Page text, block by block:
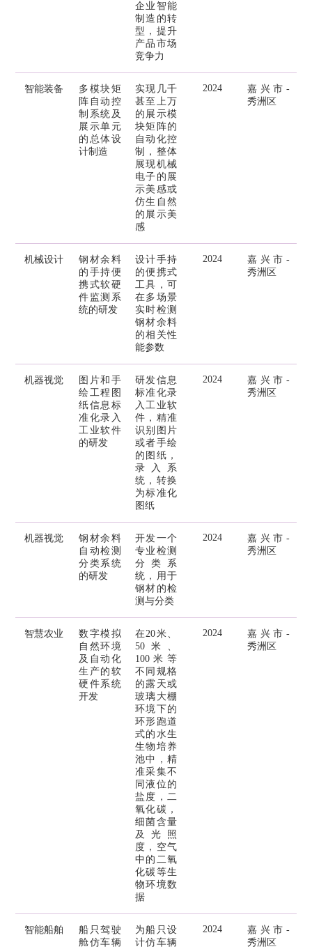
企业智能
制造的转
型，提升
产品市场
竞争力
智能装备
多模块矩
阵自动控
制系统及
展示单元
的总体设
计制造
实现几千
甚至上万
的展示模
块矩阵的
自动化控
制，整体
展现机械
电子的展
示美感或
仿生自然
的展示美
感
2024
嘉兴市-
秀洲区
机械设计
钢材余料
的手持便
携式软硬
件监测系
统的研发
设计手持
的便携式
工具，可
在多场景
实时检测
钢材余料
的相关性
能参数
2024
嘉兴市-
秀洲区
机器视觉
图片和手
绘工程图
纸信息标
准化录入
工业软件
的研发
研发信息
标准化录
入工业软
件，精准
识别图片
或者手绘
的图纸，
录入系
统，转换
为标准化
图纸
2024
嘉兴市-
秀洲区
机器视觉
钢材余料
自动检测
分类系统
的研发
开发一个
专业检测
分类系
统，用于
钢材的检
测与分类
2024
嘉兴市-
秀洲区
智慧农业
数字模拟
自然环境
及自动化
生产的软
硬件系统
开发
在20米、
50米、
100米等
不同规格
的露天或
玻璃大棚
环境下的
环形跑道
式的水生
生物培养
池中，精
准采集不
同液位的
盐度，二
氧化碳，
细菌含量
及光照
度，空气
中的二氧
化碳等生
物环境数
据
2024
嘉兴市-
秀洲区
智能船舶
船只驾驶
舱仿车辆
为船只设
计仿车辆
2024
嘉兴市-
秀洲区